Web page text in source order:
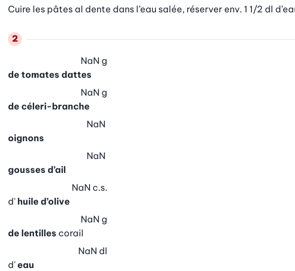
Cuire les pâtes al dente dans l’eau salée, réserver env. 1 1/2 dl
de tomates dattes
NaN g
de céleri-branche
NaN g
oignons
NaN
gousses d’ail
NaN
d' huile d’olive
NaN c.s.
de lentilles corail
NaN g
d' eau
NaN dl